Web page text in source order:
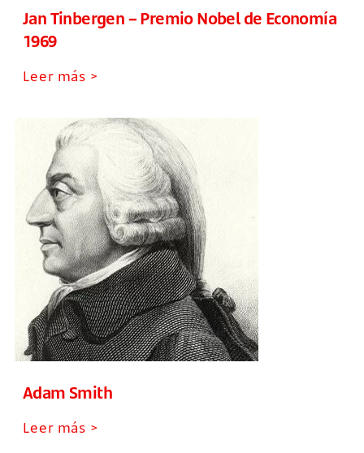
Jan Tinbergen – Premio Nobel de Economía
1969
Leer más >
Adam Smith
Leer más >